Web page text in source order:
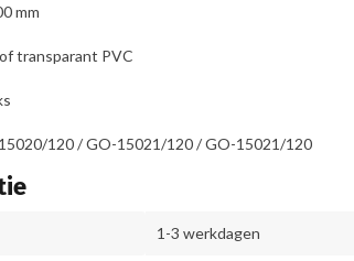
mm
transparant PVC
120 / GO-15021/120 / GO-15021/120
1-3 werkdagen